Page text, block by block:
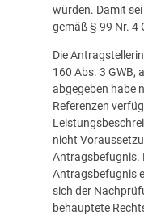
würden. Damit
gemäß § 99 Nr. 4
Die
160 Abs. 3 GWB,
abgegeben habe
Referenzen
nicht
Antragsbefugnis.
Antragsbefugnis
sich der
behauptete